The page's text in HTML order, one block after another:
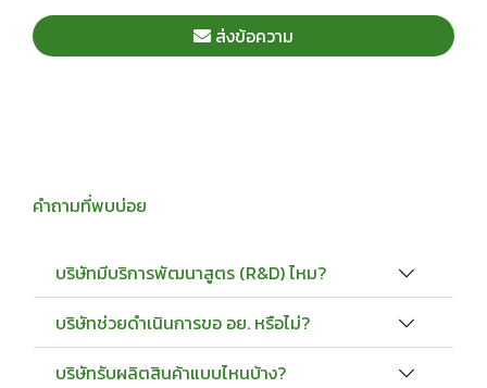
ส่งข้อความ
คำถามที่พบบ่อย
บริษัทมีบริการพัฒนาสูตร (R&D) ไหม?
บริษัทช่วยดำเนินการขอ อย. หรือไม่?
บริษัทรับผลิตสินค้าแบบไหนบ้าง?